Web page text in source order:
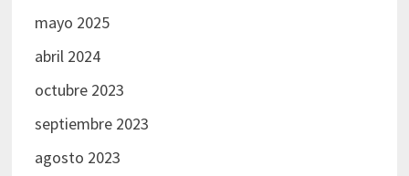
mayo 2025
abril 2024
octubre 2023
septiembre 2023
agosto 2023